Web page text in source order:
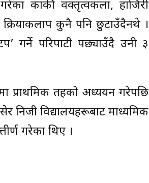
कार्की वक्तृत्वकला, हाजिरी
कुनै पनि छुटाउँदैनथे ।
गर्ने परिपाटी पछ्याउँदै उनी ३
प्राथमिक तहको अध्ययन गरेपछि
निजी विद्यालयहरूबाट माध्यमिक
गरेका थिए ।